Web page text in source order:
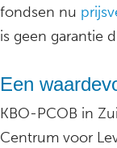
fondsen nu
is geen garantie
Een
KBO-PCOB in
Centrum voor